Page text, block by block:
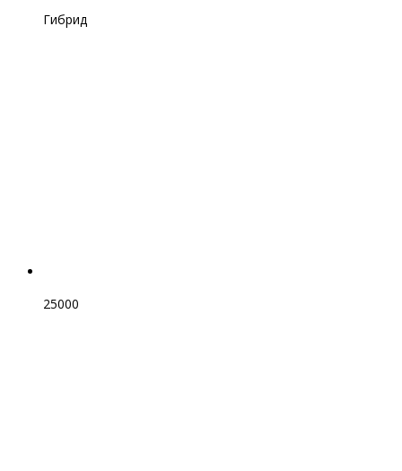
Гибрид
25000